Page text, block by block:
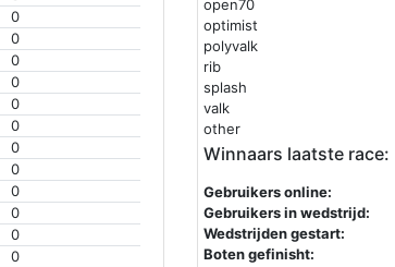
0
0
0
0
0
0
0
0
0
0
0
0
open70
optimist
polyvalk
rib
splash
valk
other
Winnaars laatste race:
Gebruikers online:
Gebruikers in wedstrijd:
Wedstrijden gestart:
Boten gefinisht: